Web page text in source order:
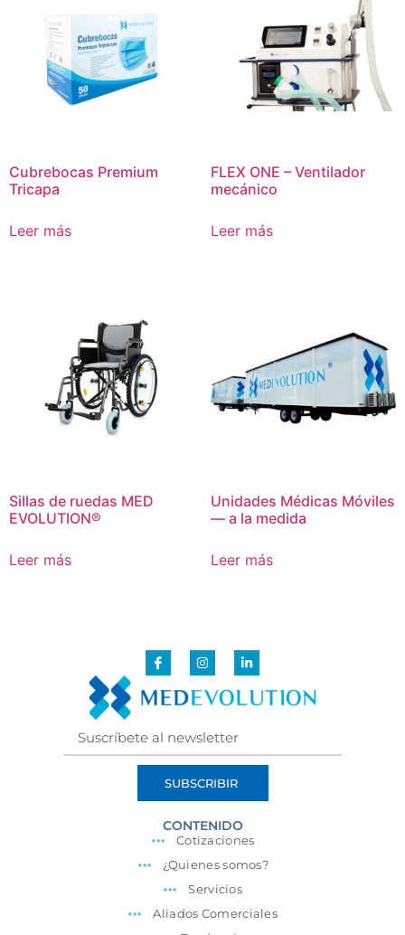
Cubrebocas Premium
Tricapa
Leer más
FLEX ONE – Ventilador
mecánico
Leer más
Sillas de ruedas MED
EVOLUTION®
Leer más
Unidades Médicas Móviles
— a la medida
Leer más
SUBSCRIBIR
CONTENIDO
Cotizaciones
¿Quienes somos?
Servicios
Aliados Comerciales